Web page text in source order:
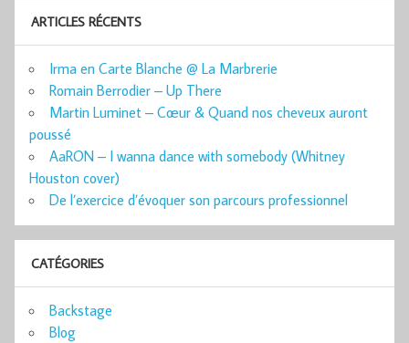
ARTICLES RÉCENTS
Irma en Carte Blanche @ La Marbrerie
Romain Berrodier – Up There
Martin Luminet – Cœur & Quand nos cheveux auront
poussé
AaRON – I wanna dance with somebody (Whitney
Houston cover)
De l’exercice d’évoquer son parcours professionnel
CATÉGORIES
Backstage
Blog